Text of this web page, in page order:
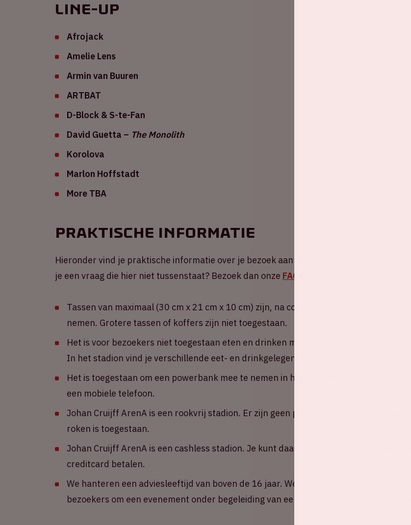
Line-up
Afrojack
Amelie Lens
Armin van Buuren
ARTBAT
D-Block & S-te-Fan
David Guetta – The Monolith
Korolova
Marlon Hoffstadt
More TBA
Praktische informatie
Hieronder vind je praktische informatie over je bezoek aan de Johan Cruijff ArenA. Heb
je een vraag die hier niet tussenstaat? Bezoek dan onze FAQ
Tassen van maximaal (30 cm x 21 cm x 10 cm) zijn, na controle, toegestaan om mee te
nemen. Grotere tassen of koffers zijn niet toegestaan.
Het is voor bezoekers niet toegestaan eten en drinken mee het stadion in te nemen.
In het stadion vind je verschillende eet- en drinkgelegenheden.
Het is toegestaan om een powerbank mee te nemen in het stadion, niet groter dan
een mobiele telefoon.
Johan Cruijff ArenA is een rookvrij stadion. Er zijn geen plekken in het stadion waar
roken is toegestaan.
Johan Cruijff ArenA is een cashless stadion. Je kunt daarom alleen met je bankpas of
creditcard betalen.
We hanteren een adviesleeftijd van boven de 16 jaar. We adviseren jongere
bezoekers om een evenement onder begeleiding van een meerderjarige te bezoeken.